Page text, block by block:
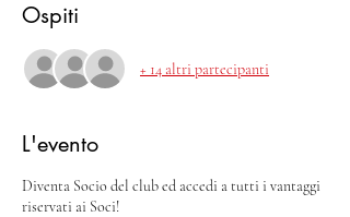
Ospiti
+ 14 altri partecipanti
L'evento
Diventa Socio del club ed accedi a tutti i vantaggi
riservati ai Soci!